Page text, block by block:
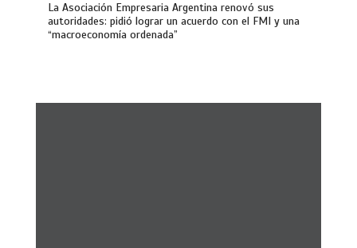
La Asociación Empresaria Argentina renovó sus
autoridades: pidió lograr un acuerdo con el FMI y una
“macroeconomía ordenada”